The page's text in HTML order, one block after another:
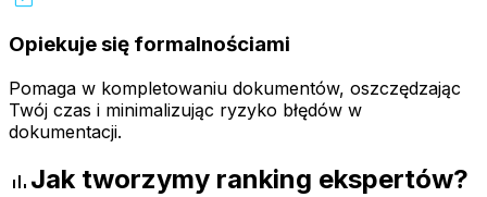
Opiekuje się formalnościami
Pomaga w kompletowaniu dokumentów, oszczędzając
Twój czas i minimalizując ryzyko błędów w
dokumentacji.
bar_chart Jak tworzymy ranking ekspertów?